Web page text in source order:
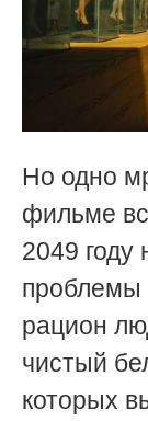
Но одно
фильме
2049 году
проблемы
рацион
чистый
которых